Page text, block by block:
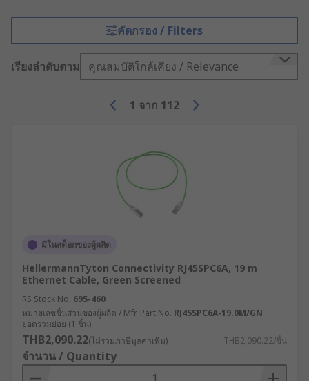
คัดกรอง / Filters
เรียงลำดับตาม คุณสมบัติใกล้เคียง / Relevance
1 จาก 112
มีในสต็อกของผู้ผลิต
HellermannTyton Connectivity RJ45SPC6A, 19 m
Ethernet Cable, Green Screened
RS Stock No. 695-460
หมายเลขชิ้นส่วนของผู้ผลิต / Mfr. Part No. RJ45SPC6A-19.0M/GN
ยอดรวมย่อย (1 ชิ้น)
THB2,090.22(ไม่รวมภาษีมูลค่าเพิ่ม) THB2,090.22/ชิ้น
จำนวน / Quantity